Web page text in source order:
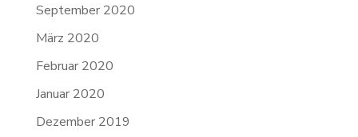
September 2020
März 2020
Februar 2020
Januar 2020
Dezember 2019